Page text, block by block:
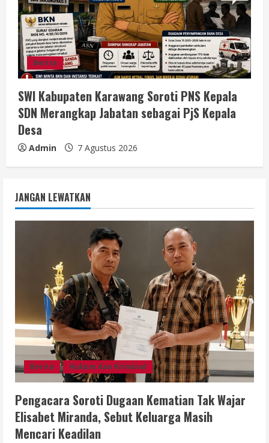
Berita
SWI Kabupaten Karawang Soroti PNS Kepala
SDN Merangkap Jabatan sebagai PjS Kepala
Desa
Admin 7 Agustus 2026
JANGAN LEWATKAN
Berita Hukum dan Kriminal
Pengacara Soroti Dugaan Kematian Tak Wajar
Elisabet Miranda, Sebut Keluarga Masih
Mencari Keadilan